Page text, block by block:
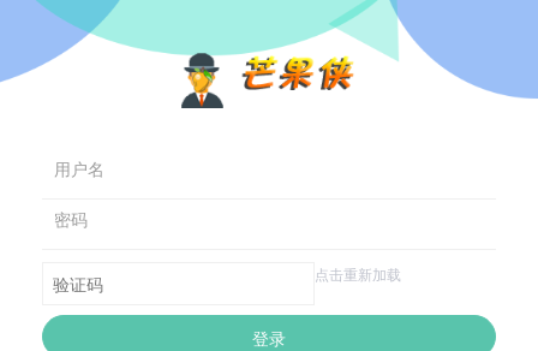
用户名
密码
点击重新加载
登录